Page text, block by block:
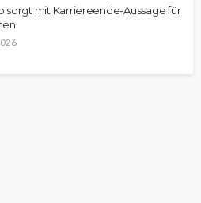
sorgt mit Karriereende-Aussage für